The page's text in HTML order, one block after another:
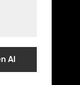
Al